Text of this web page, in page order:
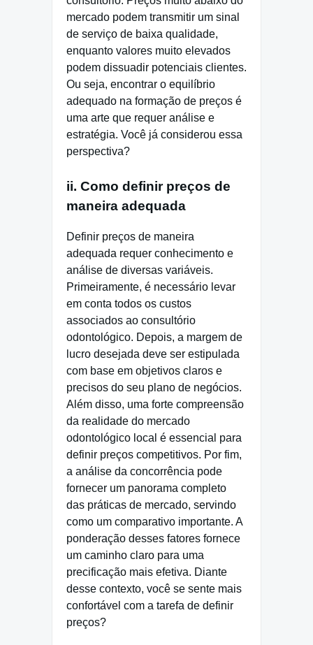
mercado podem transmitir um sinal
de serviço de baixa qualidade,
enquanto valores muito elevados
podem dissuadir potenciais clientes.
Ou seja, encontrar o equilíbrio
adequado na formação de preços é
uma arte que requer análise e
estratégia. Você já considerou essa
perspectiva?
ii. Como definir preços de
maneira adequada
Definir preços de maneira
adequada requer conhecimento e
análise de diversas variáveis.
Primeiramente, é necessário levar
em conta todos os custos
associados ao consultório
odontológico. Depois, a margem de
lucro desejada deve ser estipulada
com base em objetivos claros e
precisos do seu plano de negócios.
Além disso, uma forte compreensão
da realidade do mercado
odontológico local é essencial para
definir preços competitivos. Por fim,
a análise da concorrência pode
fornecer um panorama completo
das práticas de mercado, servindo
como um comparativo importante. A
ponderação desses fatores fornece
um caminho claro para uma
precificação mais efetiva. Diante
desse contexto, você se sente mais
confortável com a tarefa de definir
preços?